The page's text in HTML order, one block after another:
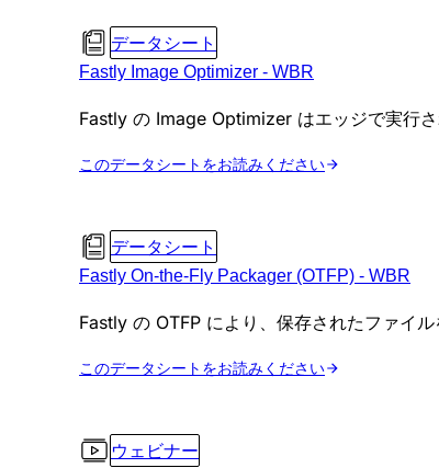
データシート
Fastly Image Optimizer - WBR
Fastly の Image Optimizer はエッジで実行
このデータシートをお読みください
データシート
Fastly On-the-Fly Packager (OTFP) - WBR
Fastly の OTFP により、保存されたファイ
このデータシートをお読みください
ウェビナー